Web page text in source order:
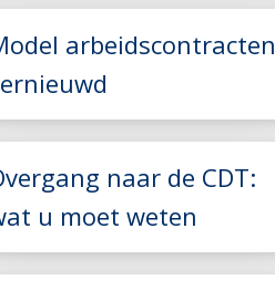
Lees meer
Lees meer
arbeidscontracten
naar de CDT:
u moet weten